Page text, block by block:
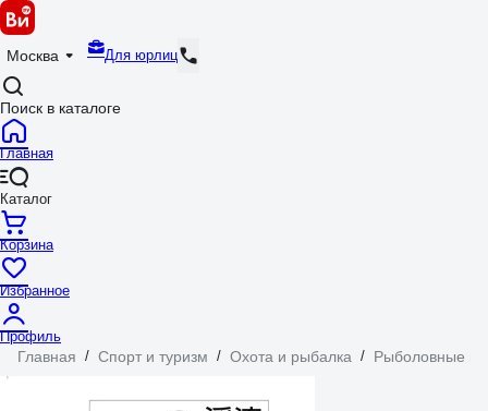
Москва Для юрлиц
Поиск в каталоге
Главная
Каталог
Корзина
Избранное
Профиль
Главная / Спорт и туризм / Охота и рыбалка / Рыболовные